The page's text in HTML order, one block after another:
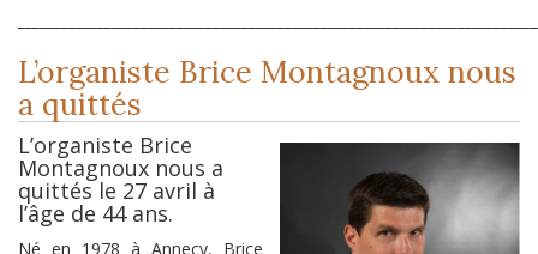
L’organiste Brice Montagnoux nous
a quittés
L’organiste Brice
Montagnoux nous a
quittés le 27 avril à
l’âge de 44 ans.
Né en 1978 à Annecy, Brice